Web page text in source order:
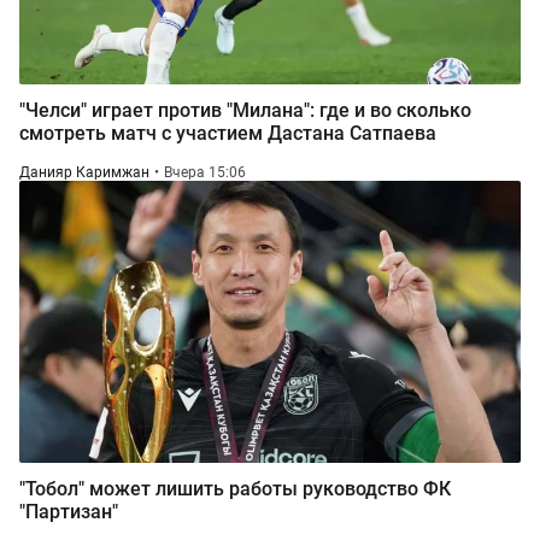
"Челси" играет против "Милана": где и во сколько
смотреть матч с участием Дастана Сатпаева
Данияр Каримжан Вчера 15:06
"Тобол" может лишить работы руководство ФК
"Партизан"